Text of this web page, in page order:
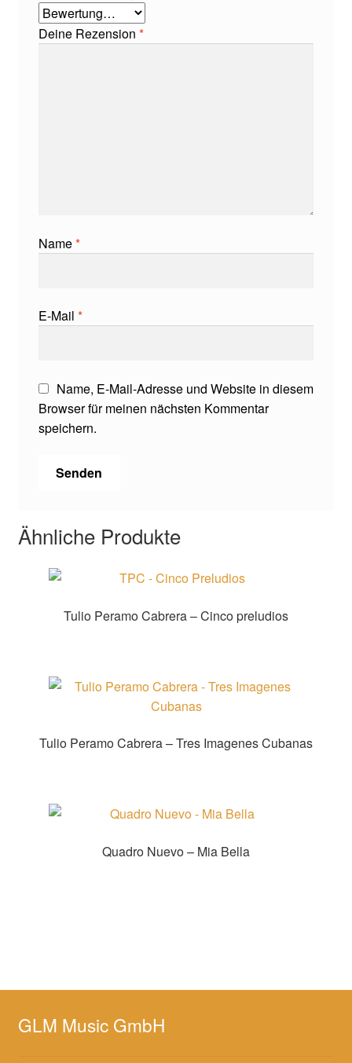
Deine Rezension *
Name*
E-Mail *
Name, E-Mail-Adresse und Website in diesem
Browser für meinen nächsten Kommentar
speichern.
Ähnliche Produkte
Tulio Peramo Cabrera – Cinco preludios
Tulio Peramo Cabrera – Tres Imagenes Cubanas
Quadro Nuevo – Mia Bella
GLM Music GmbH